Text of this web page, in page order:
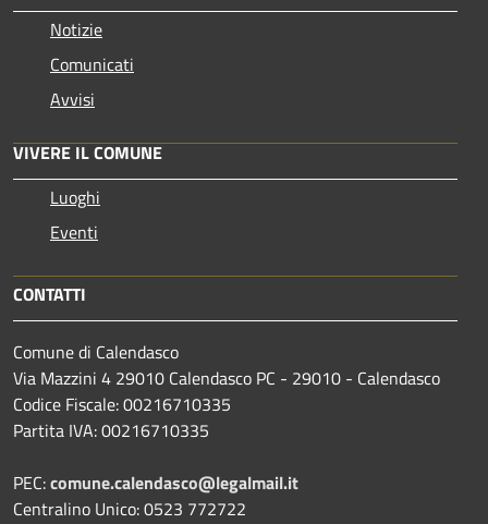
Notizie
Comunicati
Avvisi
VIVERE IL COMUNE
Luoghi
Eventi
CONTATTI
Comune di Calendasco
Via Mazzini 4 29010 Calendasco PC - 29010 - Calendasco
Codice Fiscale: 00216710335
Partita IVA: 00216710335
PEC:comune.calendasco@legalmail.it
Centralino Unico: 0523 772722